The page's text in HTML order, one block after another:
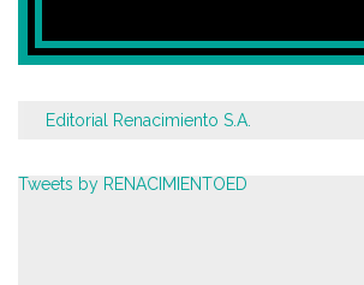
Editorial Renacimiento S.A.
Tweets by RENACIMIENTOED